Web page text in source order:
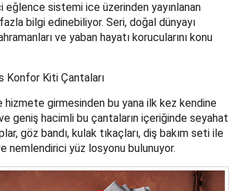
eğlence sistemi ice üzerinden yayınlanan
bilgi edinebiliyor. Seri, doğal dünyayı
ve yaban hayatı korucularını konu
Konfor Kiti Çantaları
hizmete girmesinden bu yana ilk kez kendine
geniş hacimli bu çantaların içeriğinde seyahat
göz bandı, kulak tıkaçları, diş bakım seti ile
nemlendirici yüz losyonu bulunuyor.